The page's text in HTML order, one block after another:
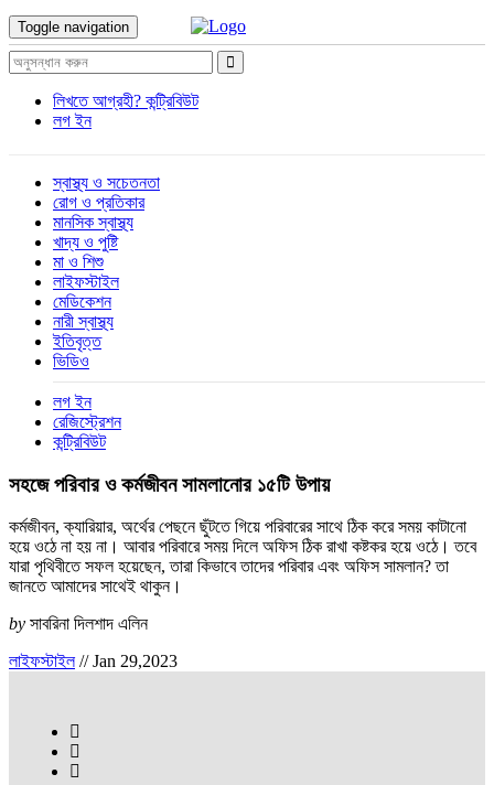
Toggle navigation
লিখতে আগ্রহী? কন্ট্রিবিউট
লগ ইন
স্বাস্থ্য ও সচেতনতা
রোগ ও প্রতিকার
মানসিক স্বাস্থ্য
খাদ্য ও পুষ্টি
মা ও শিশু
লাইফস্টাইল
মেডিকেশন
নারী স্বাস্থ্য
ইতিবৃত্ত
ভিডিও
লগ ইন
রেজিস্ট্রেশন
কন্ট্রিবিউট
সহজে পরিবার ও কর্মজীবন সামলানোর ১৫টি উপায়
কর্মজীবন, ক্যারিয়ার, অর্থের পেছনে ছুঁটতে গিয়ে পরিবারের সাথে ঠিক করে সময় কাটানো
হয়ে ওঠে না হয় না। আবার পরিবারে সময় দিলে অফিস ঠিক রাখা কষ্টকর হয়ে ওঠে। তবে
যারা পৃথিবীতে সফল হয়েছেন, তারা কিভাবে তাদের পরিবার এবং অফিস সামলান? তা
জানতে আমাদের সাথেই থাকুন।
by সাবরিনা দিলশাদ এলিন
লাইফস্টাইল // Jan 29,2023